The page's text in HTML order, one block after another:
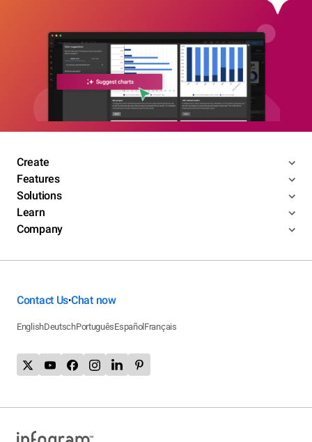
Create
Features
Solutions
Learn
Company
Contact Us•Chat now
EnglishDeutschPortuguêsEspañol Français